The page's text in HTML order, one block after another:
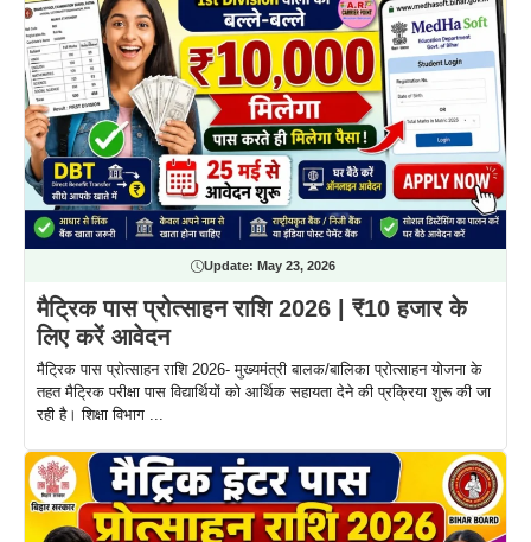
Update: May 23, 2026
मैट्रिक पास प्रोत्साहन राशि 2026 | ₹10 हजार के
लिए करें आवेदन
मैट्रिक पास प्रोत्साहन राशि 2026- मुख्यमंत्री बालक/बालिका प्रोत्साहन योजना के
तहत मैट्रिक परीक्षा पास विद्यार्थियों को आर्थिक सहायता देने की प्रक्रिया शुरू की जा
रही है। शिक्षा विभाग ...